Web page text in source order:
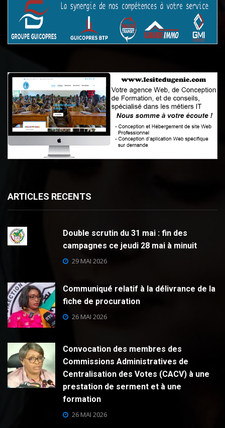
ARTICLES RECENTS
Double scrutin du 31 mai : fin des
campagnes ce jeudi 28 mai à minuit
29 MAI 2026
Communiqué relatif à la délivrance de la
fiche de procuration
26 MAI 2026
Convocation des membres des
Commissions Administratives de
Centralisation des Votes (CACV) à une
prestation de serment et à une
formation
26 MAI 2026